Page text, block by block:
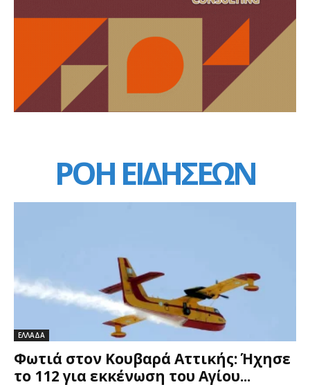
ΡΟΗ ΕΙΔΗΣΕΩΝ
ΕΛΛΑΔΑ
Φωτιά στον Κουβαρά Αττικής: Ήχησε
το 112 για εκκένωση του Αγίου...